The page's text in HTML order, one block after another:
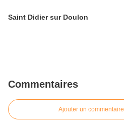
Saint Didier sur Doulon
Commentaires
Ajouter un commentaire